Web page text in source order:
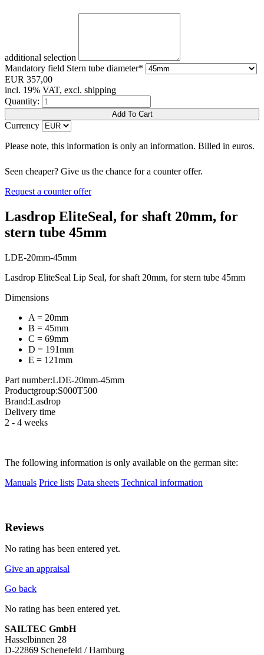
additional selection
Mandatory field Stern tube diameter*
EUR 357,00
incl. 19% VAT, excl. shipping
Quantity:
Currency
Please note, this information is only an information. Billed in euros.
Seen cheaper? Give us the chance for a counter offer.
Request a counter offer
Lasdrop EliteSeal, for shaft 20mm, for
stern tube 45mm
LDE-20mm-45mm
Lasdrop EliteSeal Lip Seal, for shaft 20mm, for stern tube 45mm
Dimensions
A = 20mm
B = 45mm
C = 69mm
D = 191mm
E = 121mm
Part number:LDE-20mm-45mm
Productgroup:S000T500
Brand:Lasdrop
Delivery time
2 - 4 weeks
The following information is only available on the german site:
Manuals Price lists Data sheets Technical information
Reviews
No rating has been entered yet.
Give an appraisal
Go back
No rating has been entered yet.
SAILTEC GmbH
Hasselbinnen 28
D-22869 Schenefeld / Hamburg